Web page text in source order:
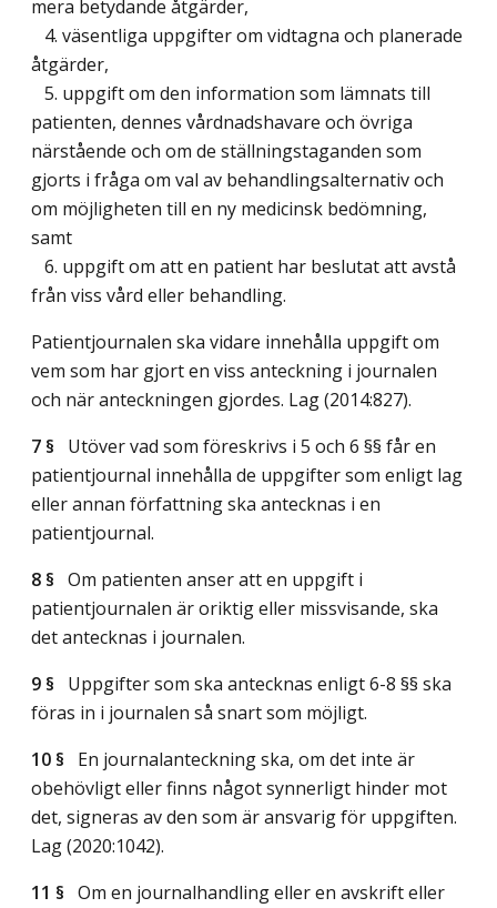
mera betydande åtgärder,
4. väsentliga uppgifter om vidtagna och planerade
åtgärder,
5. uppgift om den information som lämnats till
patienten, dennes vårdnadshavare och övriga
närstående och om de ställningstaganden som
gjorts i fråga om val av behandlingsalternativ och
om möjligheten till en ny medicinsk bedömning,
samt
6. uppgift om att en patient har beslutat att avstå
från viss vård eller behandling.
Patientjournalen ska vidare innehålla uppgift om
vem som har gjort en viss anteckning i journalen
och när anteckningen gjordes. Lag (2014:827).
7 § Utöver vad som föreskrivs i 5 och 6 §§ får en
patientjournal innehålla de uppgifter som enligt lag
eller annan författning ska antecknas i en
patientjournal.
8 § Om patienten anser att en uppgift i
patientjournalen är oriktig eller missvisande, ska
det antecknas i journalen.
9 § Uppgifter som ska antecknas enligt 6-8 §§ ska
föras in i journalen så snart som möjligt.
10 § En journalanteckning ska, om det inte är
obehövligt eller finns något synnerligt hinder mot
det, signeras av den som är ansvarig för uppgiften.
Lag (2020:1042).
11 § Om en journalhandling eller en avskrift eller